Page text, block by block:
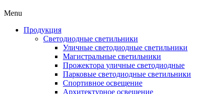
Menu
Продукция
Светодиодные светильники
Уличные светодиодные светильники
Магистральные светильники
Прожектора уличные светодиодные
Парковые светодиодные светильники
Спортивное освещение
Архитектурное освещение